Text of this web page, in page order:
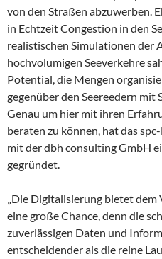
von den Straßen abzuwerben.
in Echtzeit Congestion in den
realistischen Simulationen der
hochvolumigen Seeverkehre
Potential, die Mengen
gegenüber den Seereedern
Genau um hier mit ihren
beraten zu können, hat das
mit der dbh consulting GmbH
gegründet.
„Die Digitalisierung bietet
eine große Chance, denn die
zuverlässigen Daten und
entscheidender als die reine